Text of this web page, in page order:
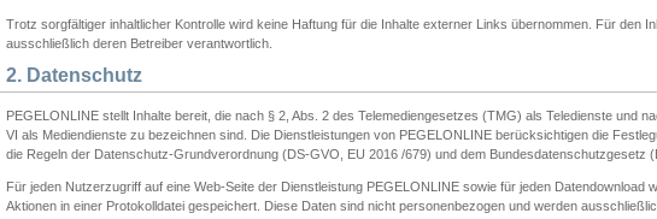
Trotz sorgfältiger inhaltlicher Kontrolle wird keine Haftung für die Inhalte externer Links übernommen. Für den
ausschließlich deren Betreiber verantwortlich.
2. Datenschutz
PEGELONLINE stellt Inhalte bereit, die nach § 2, Abs. 2 des Telemediengesetzes (TMG) als Teledienste und
VI als Mediendienste zu bezeichnen sind. Die Dienstleistungen von PEGELONLINE berücksichtigen die
die Regeln der Datenschutz-Grundverordnung (DS-GVO, EU 2016 /679) und dem Bundesdatenschutzgesetz
Für jeden Nutzerzugriff auf eine Web-Seite der Dienstleistung PEGELONLINE sowie für jeden Datendownload
Aktionen in einer Protokolldatei gespeichert. Diese Daten sind nicht personenbezogen und werden